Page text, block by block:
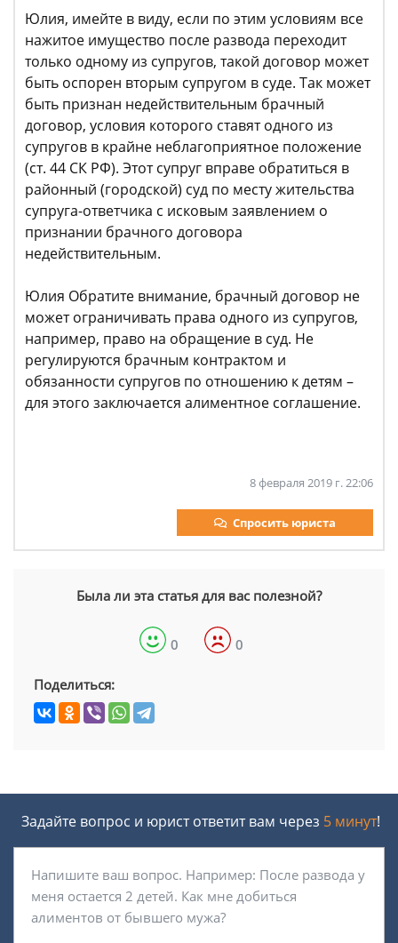
Юлия, имейте в виду, если по этим условиям все
нажитое имущество после развода переходит
только одному из супругов, такой договор может
быть оспорен вторым супругом в суде. Так может
быть признан недействительным брачный
договор, условия которого ставят одного из
супругов в крайне неблагоприятное положение
(ст. 44 СК РФ). Этот супруг вправе обратиться в
районный (городской) суд по месту жительства
супруга-ответчика с исковым заявлением о
признании брачного договора
недействительным.
Юлия Обратите внимание, брачный договор не
может ограничивать права одного из супругов,
например, право на обращение в суд. Не
регулируются брачным контрактом и
обязанности супругов по отношению к детям –
для этого заключается алиментное соглашение.
8 февраля 2019 г. 22:06
Спросить юриста
Была ли эта статья для вас полезной?
0 0
Поделиться:
Задайте вопрос и юрист ответит вам через 5 минут!